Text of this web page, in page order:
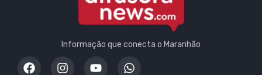
Informação que conecta o Maranhão